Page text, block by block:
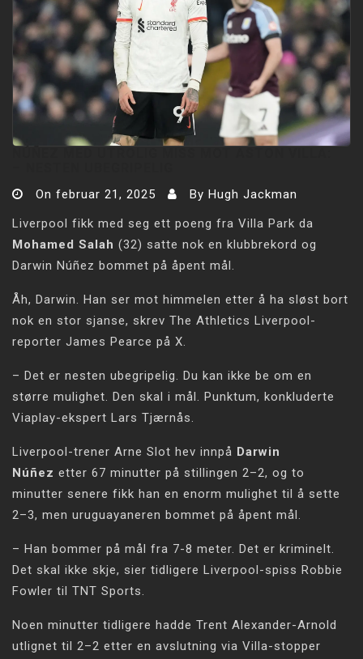
On februar 21, 2025 By Hugh Jackman
Liverpool fikk med seg ett poeng fra Villa Park da
Mohamed Salah (32) satte nok en klubbrekord og
Darwin Núñez bommet på åpent mål.
Åh, Darwin. Han ser mot himmelen etter å ha sløst bort
nok en stor sjanse, skrev The Athletics Liverpool-
reporter James Pearce på X.
– Det er nesten ubegripelig. Du kan ikke be om en
større mulighet. Den skal i mål. Punktum, konkluderte
Viaplay-ekspert Lars Tjærnås.
Liverpool-trener Arne Slot hev innpå Darwin
Núñez etter 67 minutter på stillingen 2–2, og to
minutter senere fikk han en enorm mulighet til å sette
2–3, men uruguayaneren bommet på åpent mål.
– Han bommer på mål fra 7-8 meter. Det er kriminelt.
Det skal ikke skje, sier tidligere Liverpool-spiss Robbie
Fowler til TNT Sports.
Noen minutter tidligere hadde Trent Alexander-Arnold
utlignet til 2–2 etter en avslutning via Villa-stopper